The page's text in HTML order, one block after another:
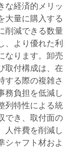
な経済的メリッ
大量に購入する
削減できる数量
、より優れた利
なります。卸売
取付構成は、在
する際の複雑さ
務負担を低減し
列特性による統
でき、取付面の
人件費を削減し
シャフト材およ